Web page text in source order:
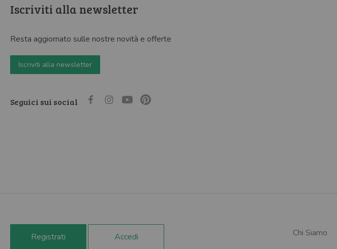
Iscriviti alla newsletter
Resta aggiornato sulle nostre novità e offerte
Iscriviti alla newsletter
Seguici sui social
Registrati Accedi Chi Siamo